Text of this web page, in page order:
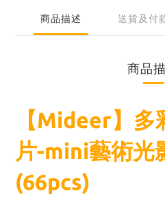
商品描述 送貨及付
商品
【Mideer】多
片-mini藝術光
(66pcs)